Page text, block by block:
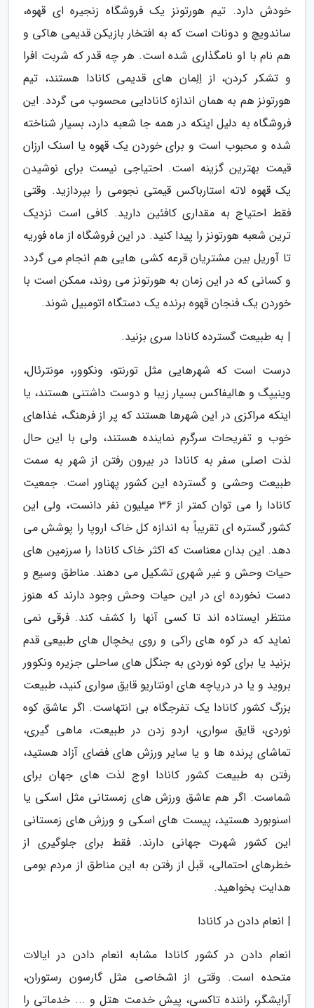
خودش دارد. تیم هورتونز یک فروشگاه زنجیره ای قهوه،
ساندویچ و دونات است که به افتخار بازیکن قدیمی هاکی و
هم نام با او نامگذاری شده است. هر چه قدر که شربت افرا
و تشکر کردن، از اِلِمان های قدیمی کانادا هستند، تیم
هورتونز هم به همان اندازه کانادایی محسوب می گردد. این
فروشگاه به دلیل اینکه در همه جا شعبه دارد، بسیار شناخته
شده و محبوب است و برای خوردن یک قهوه یا اسنک ارزان
قیمت بهترین گزینه است. احتیاجی نیست برای نوشیدن
یک قهوه لاته استارباکس قیمتی نجومی را بپردازید. وقتی
فقط احتیاج به مقداری کافئین دارید. کافی است نزدیک
ترین شعبه هورتونز را پیدا کنید. در این فروشگاه از ماه فوریه
تا آوریل بین مشتریان قرعه کشی هایی هم انجام می گردد
و کسانی که در این زمان به هورتونز می روند، ممکن است با
خوردن یک فنجان قهوه برنده یک دستگاه اتومبیل شوند.
| به طبیعت گسترده کانادا سری بزنید.
درست است که شهرهایی مثل تورنتو، ونکوور، مونترئال،
وینیپگ و هالیفاکس بسیار زیبا و دوست داشتنی هستند، یا
اینکه مراکزی در این شهرها هستند که پر از فرهنگ، غذاهای
خوب و تفریحات سرگرم نماینده هستند، ولی با این حال
لذت اصلی سفر به کانادا در بیرون رفتن از شهر به سمت
طبیعت وحشی و گسترده این کشور پهناور است. جمعیت
کانادا را می توان کمتر از 36 میلیون نفر دانست، ولی این
کشور گستره ای تقریباً به اندازه کل خاک اروپا را پوشش می
دهد. این بدان معناست که اکثر خاک کانادا را سرزمین های
حیات وحش و غیر شهری تشکیل می دهند. مناطق وسیع و
دست نخورده ای در این حیات وحش وجود دارند که هنوز
منتظر ایستاده اند تا کسی آنها را کشف کند. فرقی نمی
نماید که در کوه های راکی و روی یخچال های طبیعی قدم
بزنید یا برای کوه نوردی به جنگل های ساحلی جزیره ونکوور
بروید و یا در دریاچه های اونتاریو قایق سواری کنید، طبیعت
بزرگ کشور کانادا یک تفرجگاه بی انتهاست. اگر عاشق کوه
نوردی، قایق سواری، اردو زدن در طبیعت، ماهی گیری،
تماشای پرنده ها و یا سایر ورزش های فضای آزاد هستید،
رفتن به طبیعت کشور کانادا اوج لذت های جهان برای
شماست. اگر هم عاشق ورزش های زمستانی مثل اسکی یا
اسنوبورد هستید، پیست های اسکی و ورزش های زمستانی
این کشور شهرت جهانی دارند. فقط برای جلوگیری از
خطرهای احتمالی، قبل از رفتن به این مناطق از مردم بومی
هدایت بخواهید.
| انعام دادن در کانادا
انعام دادن در کشور کانادا مشابه انعام دادن در ایالات
متحده است. وقتی از اشخاصی مثل گارسون رستوران،
آرایشگر، راننده تاکسی، پیش خدمت هتل و ... خدماتی را